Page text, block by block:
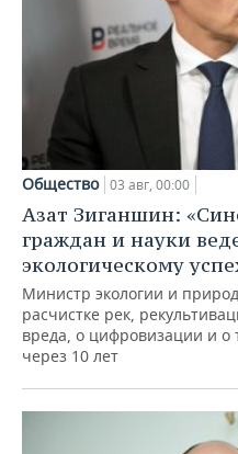
Общество 03 авг, 00:00
Азат Зиганшин:
граждан и науки
экологическому
Министр экологии и
расчистке рек,
вреда, о цифровизации и о
через 10 лет